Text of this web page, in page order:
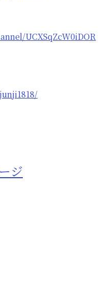
UCXSqZcW0iDOR
ジ